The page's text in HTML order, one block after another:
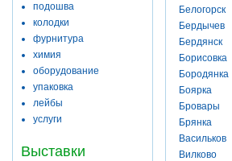
подошва
колодки
фурнитура
химия
оборудование
упаковка
лейбы
услуги
Выставки
Белогорск
Бердычев
Бердянск
Борисовка
Бородянка
Боярка
Бровары
Брянка
Васильков
Вилково